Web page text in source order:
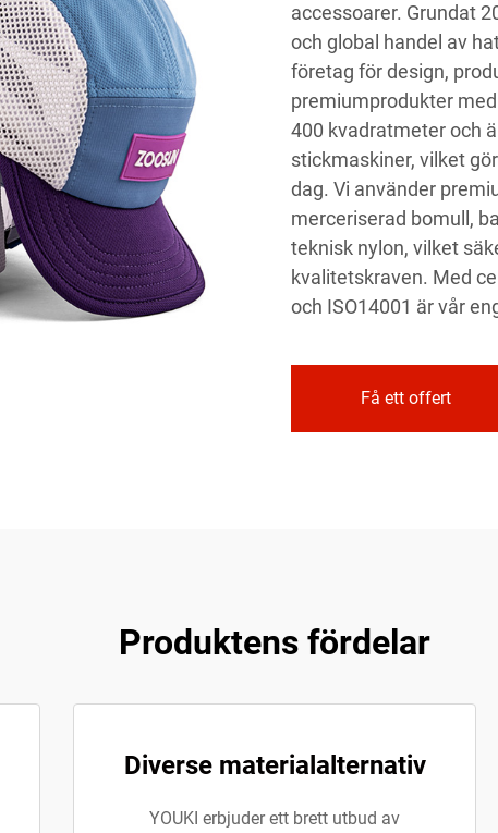
accessoarer. Grundat
och global handel av
företag för design,
premiumprodukter
400 kvadratmeter och
stickmaskiner, vilket
dag. Vi använder
merceriserad bomull,
teknisk nylon, vilket
kvalitetskraven. Med
och ISO14001 är vår
Få ett offert
Produktens fördelar
Diverse materialalternativ
YOUKI erbjuder ett brett utbud av